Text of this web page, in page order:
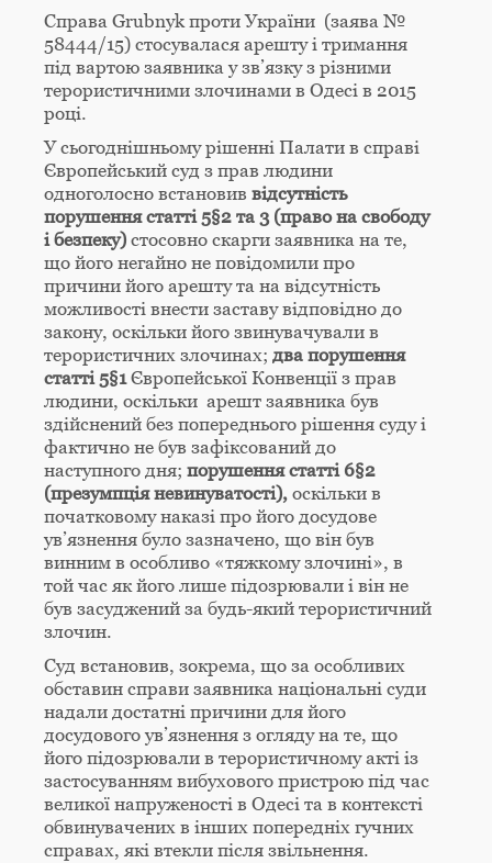
Справа Grubnyk проти України (заява №
58444/15) стосувалася арешту і тримання
під вартою заявника у зв’язку з різними
терористичними злочинами в Одесі в 2015
році.
У сьогоднішньому рішенні Палати в справі
Європейський суд з прав людини
одноголосно встановив відсутність
порушення статті 5§2 та 3 (право на свободу
і безпеку) стосовно скарги заявника на те,
що його негайно не повідомили про
причини його арешту та на відсутність
можливості внести заставу відповідно до
закону, оскільки його звинувачували в
терористичних злочинах; два порушення
статті 5§1Європейської Конвенції з прав
людини, оскільки арешт заявника був
здійснений без попереднього рішення суду і
фактично не був зафіксований до
наступного дня; порушення статті 6§2
(презумпція невинуватості), оскільки в
початковому наказі про його досудове
ув’язнення було зазначено, що він був
винним в особливо «тяжкому злочині», в
той час як його лише підозрювали і він не
був засуджений за будь-який терористичний
злочин.
Суд встановив, зокрема, що за особливих
обставин справи заявника національні суди
надали достатні причини для його
досудового ув’язнення з огляду на те, що
його підозрювали в терористичному акті із
застосуванням вибухового пристрою під час
великої напруженості в Одесі та в контексті
обвинувачених в інших попередніх гучних
справах, які втекли після звільнення.